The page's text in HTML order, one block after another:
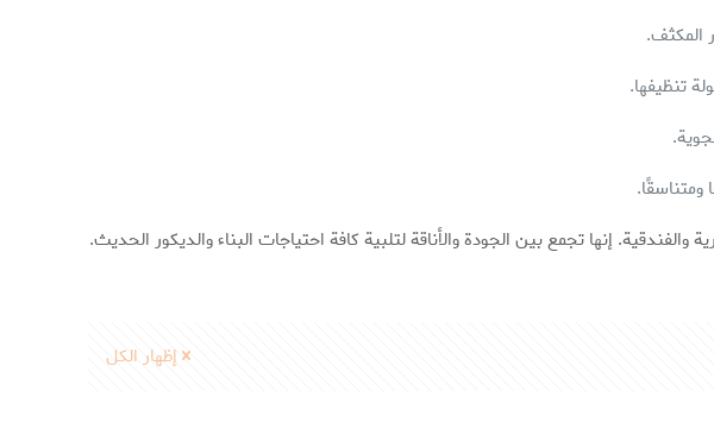
المكثف.
تنظيفها.
ومتناسقًا.
إنها تجمع بين الجودة والأناقة لتلبية كافة احتياجات البناء والديكور الحديث.
إظهار الكل